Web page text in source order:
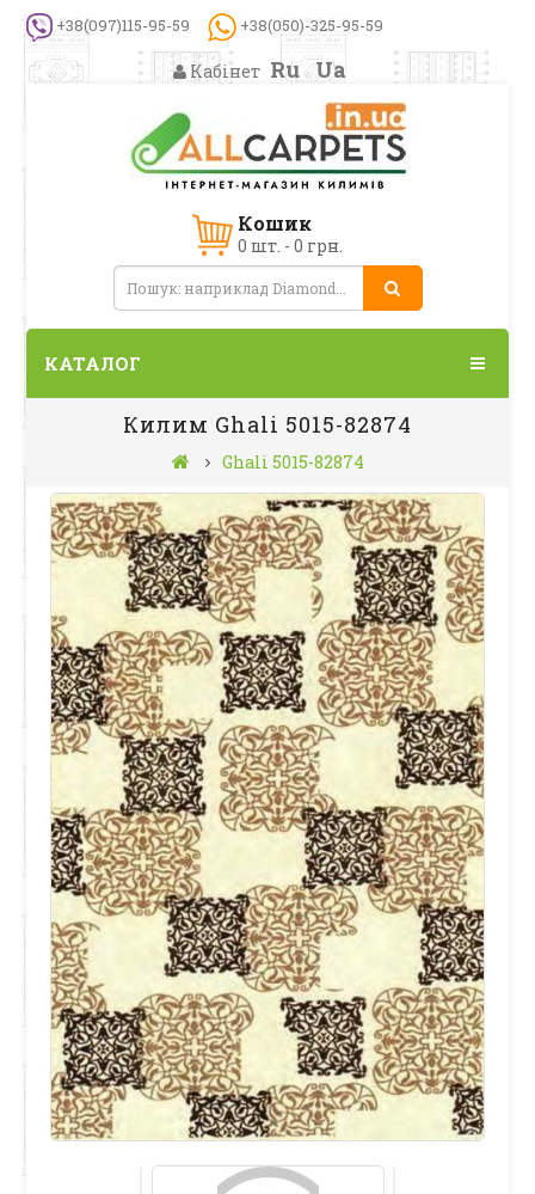
+38(097)115-95-59 +38(050)-325-95-59
Кабінет Ru Ua
Кошик
0 шт. - 0 грн.
КАТАЛОГ
Килим Ghali 5015-82874
Ghali 5015-82874